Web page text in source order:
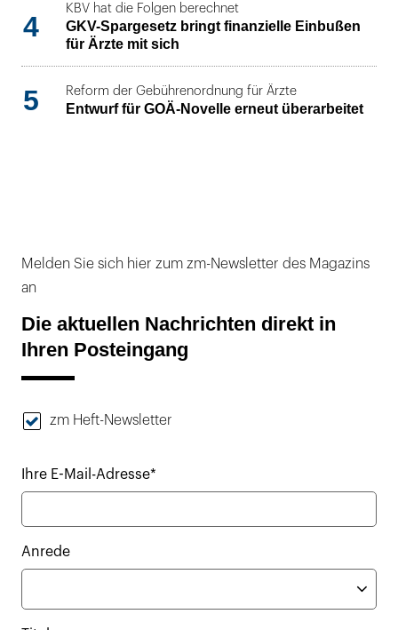
4
KBV hat die Folgen berechnet
GKV-Spargesetz bringt finanzielle Einbußen
für Ärzte mit sich
5 Reform der Gebührenordnung für Ärzte
Entwurf für GOÄ-Novelle erneut überarbeitet
Melden Sie sich hier zum zm-Newsletter des Magazins
an
Die aktuellen Nachrichten direkt in
Ihren Posteingang
zm Heft-Newsletter
Ihre E-Mail-Adresse*
Anrede